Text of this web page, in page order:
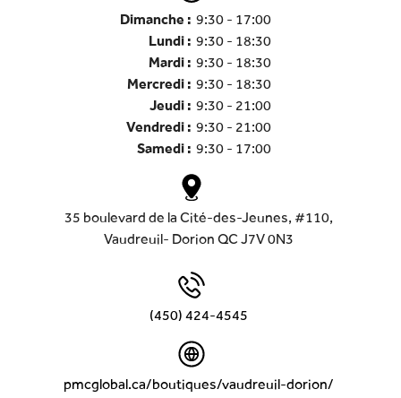
Dimanche : 9:30 - 17:00
Lundi : 9:30 - 18:30
Mardi : 9:30 - 18:30
Mercredi : 9:30 - 18:30
Jeudi : 9:30 - 21:00
Vendredi : 9:30 - 21:00
Samedi : 9:30 - 17:00
35 boulevard de la Cité-des-Jeunes, #110,
Vaudreuil- Dorion QC J7V 0N3
(450) 424-4545
pmcglobal.ca/boutiques/vaudreuil-dorion/